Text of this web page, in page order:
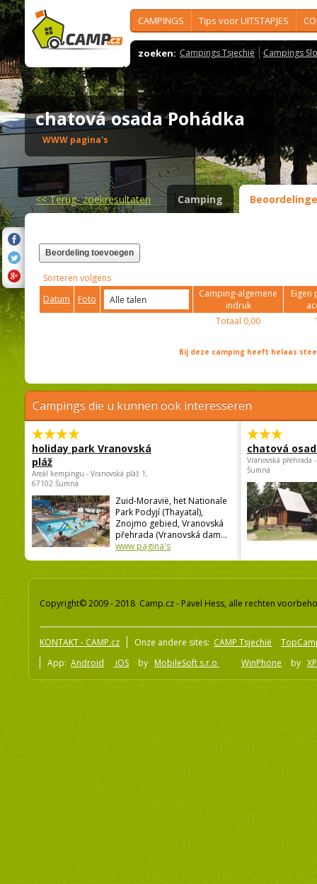
CAMPINGS Tips voor UITSTAPJES
zoeken: Campings Tsjechië Campings
chatová osada Pohádka
WWW pagina's
<<Terug- zoekresultaten Camping
Beordeling toevoegen
Sorteren volgens
Datum
Foto
Camping-algemene
indruk
Eigen
Totaal 0,00
Bij deze camping heeft helaas
Campings die u kunnen ook interesseren
holiday park Vranovská
pláž
Areál kempingu - Vranovská pláž 1,
67102 Šumná
Zuid-Moravië, het Nationale
Park Podyjí (Thayatal),
Znojmo gebied, Vranovská
přehrada (Vranovská dam...
www pagina's
chatová
Vranovská přehrada
Šumná
Copyright© 2009 - 2018 Camp.cz - Pavel Hess, alle rechten
KONTAKT - CAMP.cz Onze andere sites: CAMP Tsjechië
App: Android iOS by MobileSoft s.r.o WinPhone by